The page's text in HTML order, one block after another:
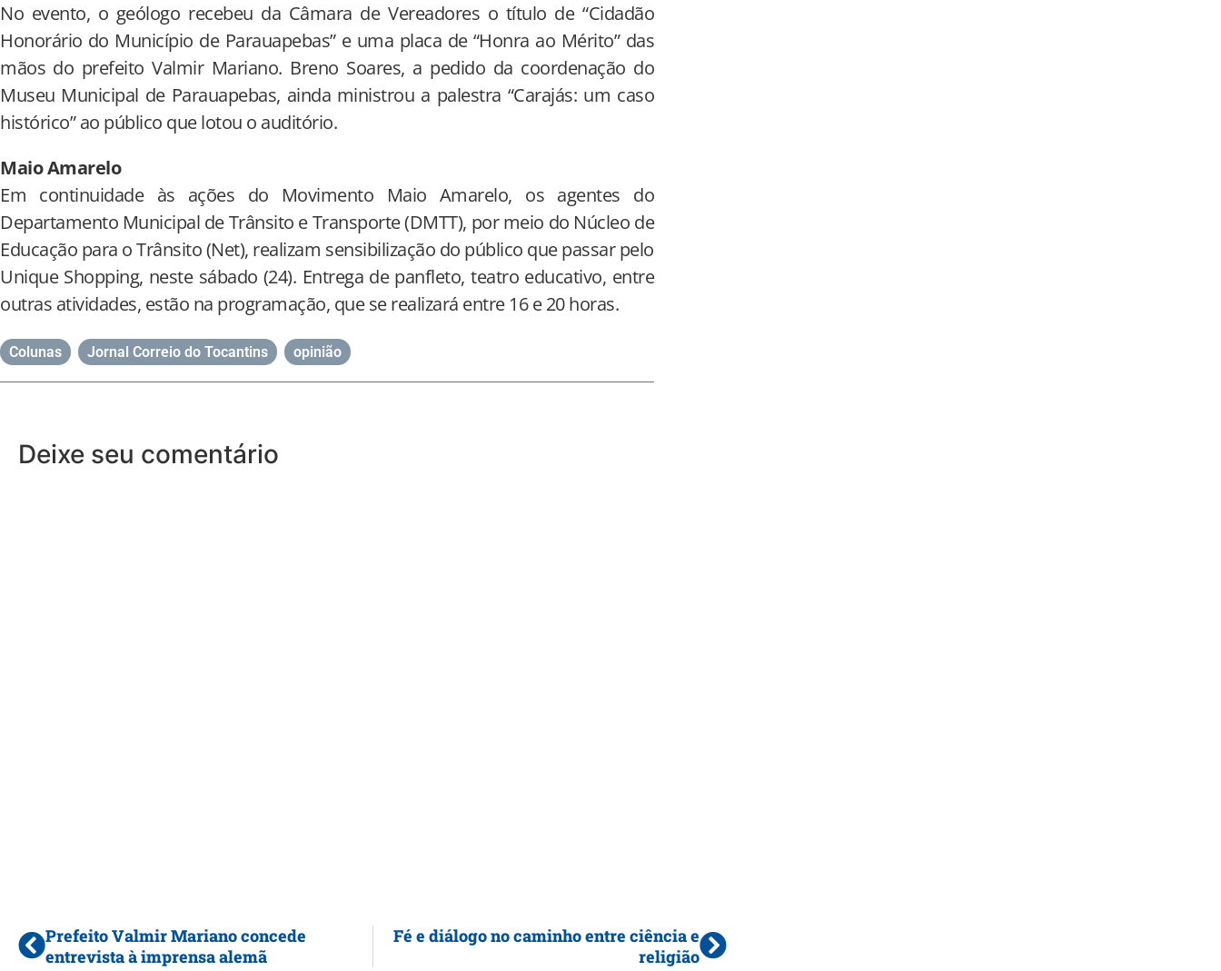
No evento, o geólogo recebeu da Câmara de Vereadores o título de “Cidadão
Honorário do Município de Parauapebas” e uma placa de “Honra ao Mérito” das
mãos do prefeito Valmir Mariano. Breno Soares, a pedido da coordenação do
Museu Municipal de Parauapebas, ainda ministrou a palestra “Carajás: um caso
histórico” ao público que lotou o auditório.
Maio Amarelo
Em continuidade às ações do Movimento Maio Amarelo, os agentes do
Departamento Municipal de Trânsito e Transporte (DMTT), por meio do Núcleo de
Educação para o Trânsito (Net), realizam sensibilização do público que passar pelo
Unique Shopping, neste sábado (24). Entrega de panfleto, teatro educativo, entre
outras atividades, estão na programação, que se realizará entre 16 e 20 horas.
Colunas Jornal Correio do Tocantins opinião
Deixe seu comentário
Prefeito Valmir Mariano concede
entrevista à imprensa alemã
Fé e diálogo no caminho entre ciência e
religião